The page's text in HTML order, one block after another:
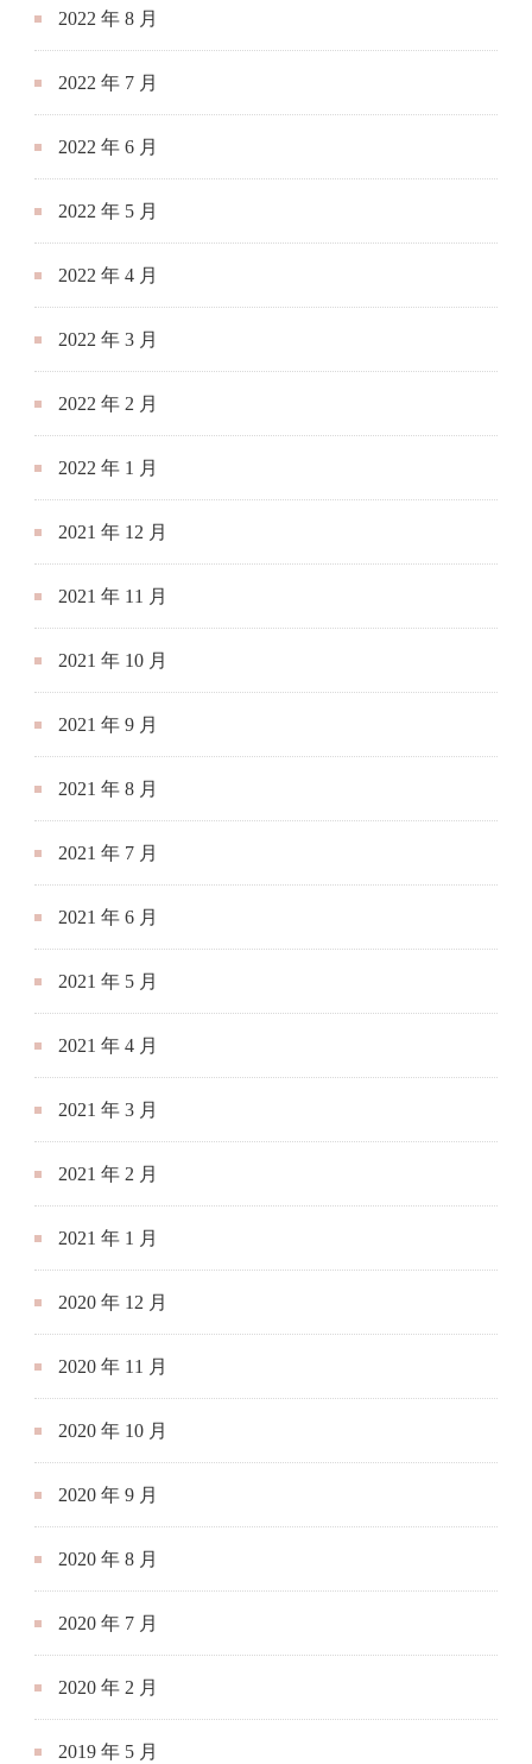
2022 年 8 月
2022 年 7 月
2022 年 6 月
2022 年 5 月
2022 年 4 月
2022 年 3 月
2022 年 2 月
2022 年 1 月
2021 年 12 月
2021 年 11 月
2021 年 10 月
2021 年 9 月
2021 年 8 月
2021 年 7 月
2021 年 6 月
2021 年 5 月
2021 年 4 月
2021 年 3 月
2021 年 2 月
2021 年 1 月
2020 年 12 月
2020 年 11 月
2020 年 10 月
2020 年 9 月
2020 年 8 月
2020 年 7 月
2020 年 2 月
2019 年 5 月